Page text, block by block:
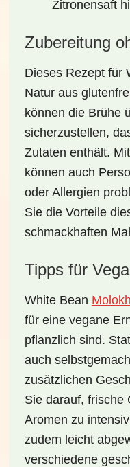
Zitronensaft
Zubereitung
Dieses Rezept für
Natur aus
können die Brühe
sicherzustellen,
Zutaten enthält.
können auch
oder Allergien
Sie die Vorteile
schmackhaften
Tipps für
White Bean
für eine vegane
pflanzlich sind.
auch
zusätzlichen
Sie darauf, frische
Aromen zu
zudem leicht
verschiedene